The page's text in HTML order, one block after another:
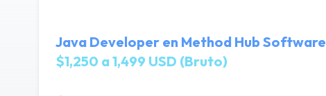
Java Developer en Method Hub Software
$1,250 a 1,499 USD (Bruto)